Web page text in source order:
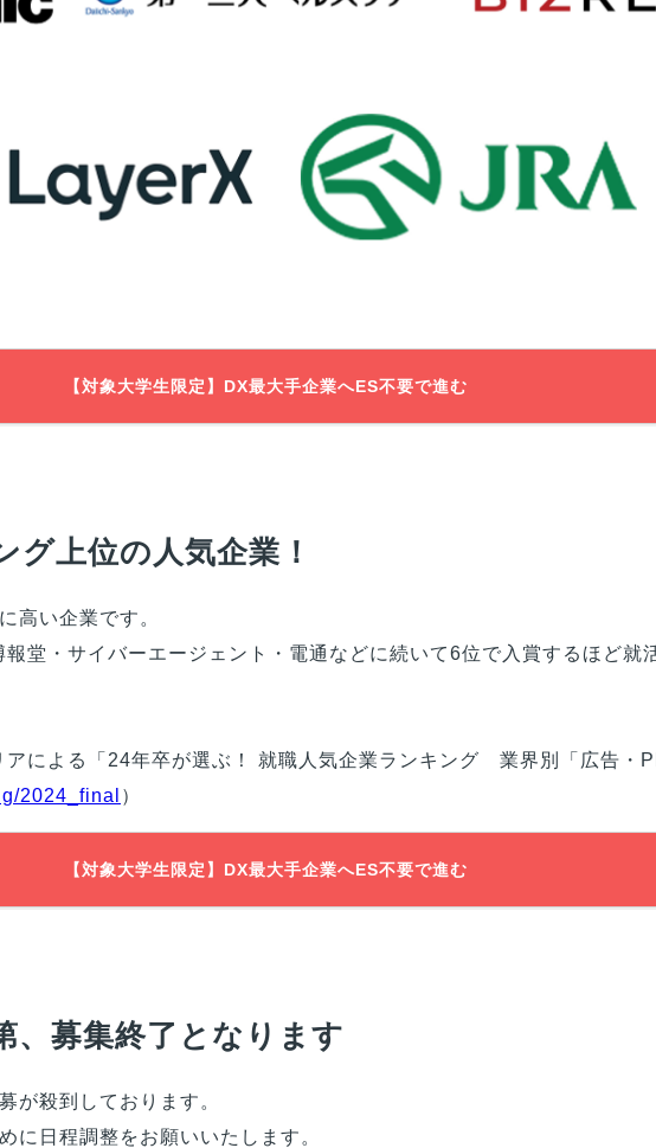
【対象大学生限定】DX最大手企業へES不要で進む
グ上位の人気企業！
高い企業です。
堂・サイバーエージェント・電通などに続いて6位で入賞するほど就
による「24年卒が選ぶ！ 就職人気企業ランキング 業界別「広告・
2024_final ）
【対象大学生限定】DX最大手企業へES不要で進む
、募集終了となります
が殺到しております。
に日程調整をお願いいたします。